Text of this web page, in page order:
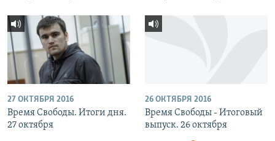
27 ОКТЯБРЯ 2016
Время Свободы. Итоги дня.
27 октября
26 ОКТЯБРЯ 2016
Время Свободы - Итоговый
выпуск. 26 октября